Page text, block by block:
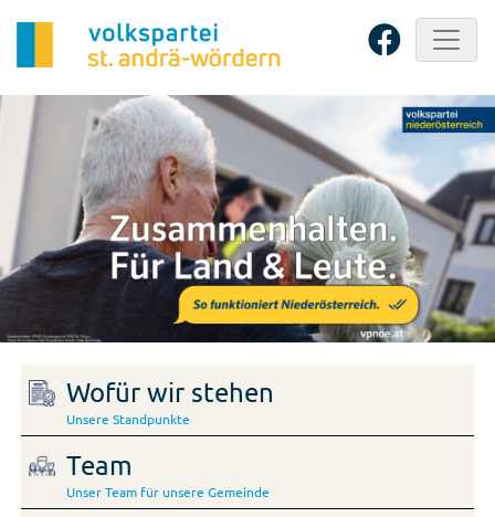
Wofür wir stehen
Unsere Standpunkte
Team
Unser Team für unsere Gemeinde